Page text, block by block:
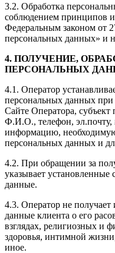
3.2. Обработка
соблюдением принципов
Федеральным законом от
персональных данных» и
4. ПОЛУЧЕНИЕ,
ПЕРСОНАЛЬНЫХ
4.1. Оператор
персональных данных при
Сайте Оператора,
Ф.И.О., телефон,
информацию,
персональных данных и
4.2. При обращении за
указывает
данные.
4.3. Оператор не получает
данные клиента о его
взглядах, религиозных и
здоровья, интимной
иное.